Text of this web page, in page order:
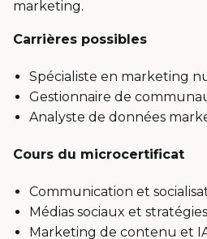
marketing.
Carrières possibles
Spécialiste en marketing
Gestionnaire de
Analyste de données
Cours du microcertificat
Communication et
Médias sociaux et
Marketing de contenu et